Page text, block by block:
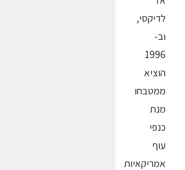
לדיקסי,
וב-
1996
הוציא
ממטבחו
מנת
כנפי
עוף
אמריקאיות